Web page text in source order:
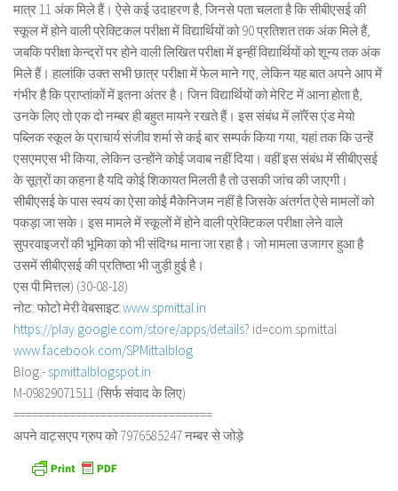
मात्र 11 अंक मिले हैं। ऐसे कई उदाहरण है, जिनसे पता चलता है कि सीबीएसई की
स्कूल में होने वाली प्रेक्टिकल परीक्षा में विद्यार्थियों को 90 प्रतिशत तक अंक मिले हैं,
जबकि परीक्षा केन्द्रों पर होने वाली लिखित परीक्षा में इन्हीं विद्यार्थियों को शून्य तक अंक
मिले हैं। हालांकि उक्त सभी छात्र परीक्षा में फेल माने गए, लेकिन यह बात अपने आप में
गंभीर है कि प्राप्तांकों में इतना अंतर है। जिन विद्यार्थियों को मेरिट में आना होता है,
उनके लिए तो एक दो नम्बर ही बहुत मायने रखते हैं। इस संबंध में लाॅरेंस एंड मेयो
पब्लिक स्कूल के प्राचार्य संजीव शर्मा से कई बार सम्पर्क किया गया, यहां तक कि उन्हें
एसएमएस भी किया, लेकिन उन्होंने कोई जवाब नहीं दिया। वहीं इस संबंध में सीबीएसई
के सूत्रों का कहना है यदि कोई शिकायत मिलती है तो उसकी जांच की जाएगी।
सीबीएसई के पास स्वयं का ऐसा कोई मैकेनिजम नहीं है जिसके अंतर्गत ऐसे मामलों को
पकड़ा जा सके। इस मामले में स्कूलों में होने वाली प्रेक्टिकल परीक्षा लेने वाले
सुपरवाइजरों की भूमिका को भी संदिग्ध माना जा रहा है। जो मामला उजागर हुआ है
उसमें सीबीएसई की प्रतिष्ठा भी जुड़ी हुई है।
एस.पी.मित्तल) (30-08-18)
नोट: फोटो मेरी वेबसाइटwww.spmittal.in
https://play.google.com/store/apps/details? id=com.spmittal
www.facebook.com/SPMittalblog
Blog:- spmittalblogspot.in
M-09829071511 (सिर्फ संवाद के लिए)
================================
अपने वाट्सएप ग्रुप को 7976585247 नम्बर से जोड़े